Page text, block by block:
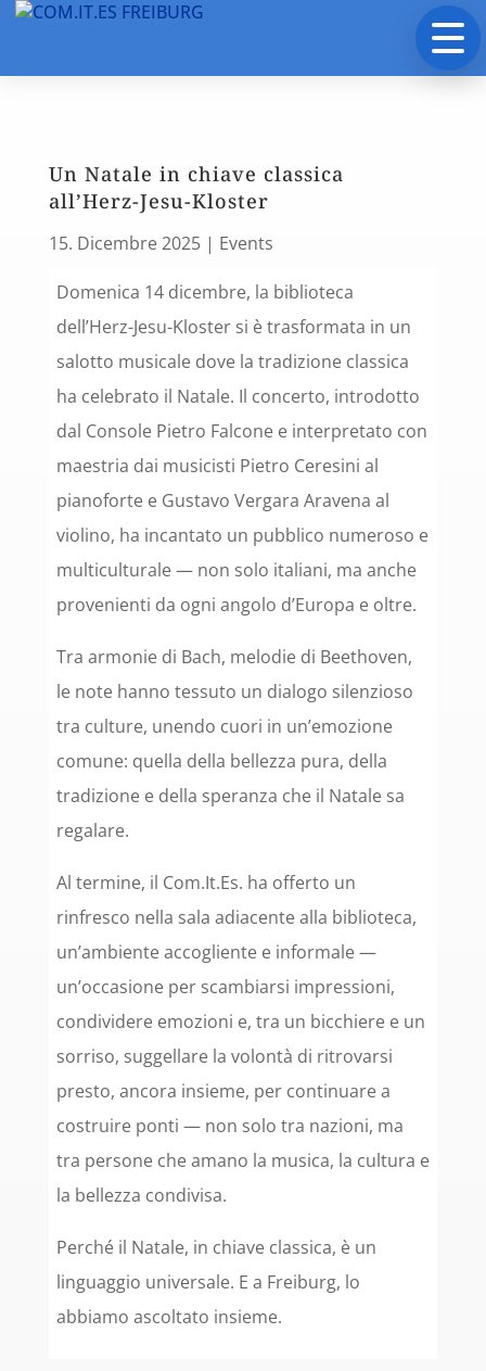
Un Natale in chiave classica
all’Herz-Jesu-Kloster
15. Dicembre 2025| Events
Domenica 14 dicembre, la biblioteca
dell’Herz-Jesu-Kloster si è trasformata in un
salotto musicale dove la tradizione classica
ha celebrato il Natale. Il concerto, introdotto
dal Console Pietro Falcone e interpretato con
maestria dai musicisti Pietro Ceresini al
pianoforte e Gustavo Vergara Aravena al
violino, ha incantato un pubblico numeroso e
multiculturale — non solo italiani, ma anche
provenienti da ogni angolo d’Europa e oltre.
Tra armonie di Bach, melodie di Beethoven,
le note hanno tessuto un dialogo silenzioso
tra culture, unendo cuori in un’emozione
comune: quella della bellezza pura, della
tradizione e della speranza che il Natale sa
regalare.
Al termine, il Com.It.Es. ha offerto un
rinfresco nella sala adiacente alla biblioteca,
un’ambiente accogliente e informale —
un’occasione per scambiarsi impressioni,
condividere emozioni e, tra un bicchiere e un
sorriso, suggellare la volontà di ritrovarsi
presto, ancora insieme, per continuare a
costruire ponti — non solo tra nazioni, ma
tra persone che amano la musica, la cultura e
la bellezza condivisa.
Perché il Natale, in chiave classica, è un
linguaggio universale. E a Freiburg, lo
abbiamo ascoltato insieme.